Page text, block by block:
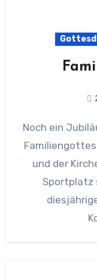
Noch ein Jubiläum: Vor 10 Jahren hat der erste
und der
Sportplatz